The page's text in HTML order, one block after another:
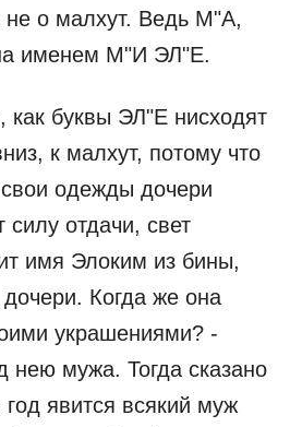
о малхут. Ведь М"А,
именем М"И ЭЛ"Е.
как буквы ЭЛ"Е нисходят
к малхут, потому что
одежды дочери
силу отдачи, свет
имя Элоким из бины,
Когда же она
украшениями? -
нею мужа. Тогда сказано
явится всякий муж